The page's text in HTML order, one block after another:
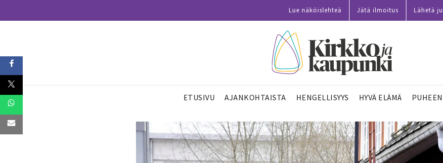
Lue näköislehteä Jätä ilmoitus Lähetä
ETUSIVU AJANKOHTAISTA HENGELLISYYS HYVÄ ELÄMÄ